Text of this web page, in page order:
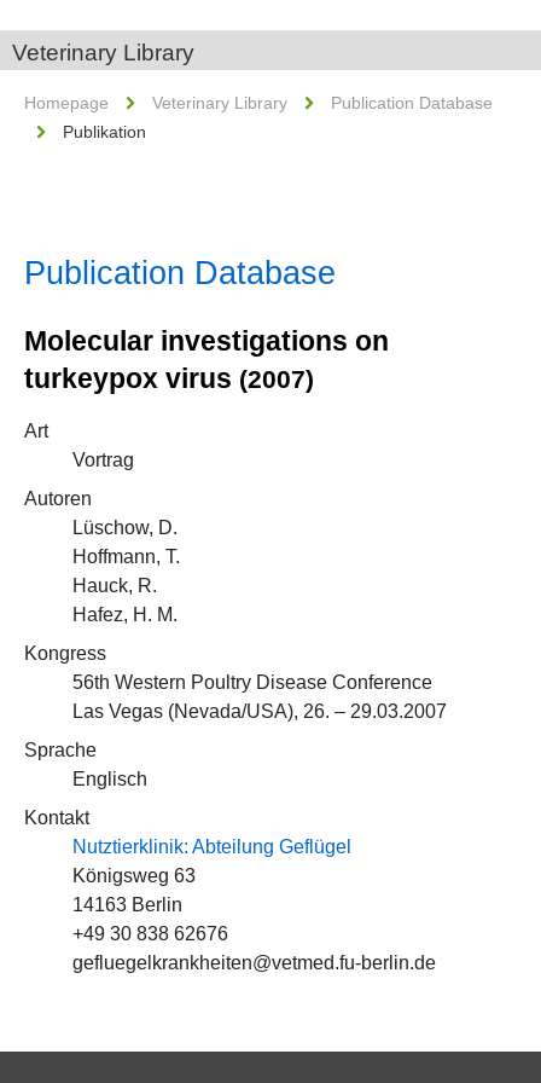
Veterinary Library
Homepage Veterinary Library
Publication Database
Publikation
Publication Database
Molecular investigations on
turkeypox virus (2007)
Art
Vortrag
Autoren
Lüschow, D.
Hoffmann, T.
Hauck, R.
Hafez, H. M.
Kongress
56th Western Poultry Disease Conference
Las Vegas (Nevada/USA), 26. – 29.03.2007
Sprache
Englisch
Kontakt
Nutztierklinik: Abteilung Geflügel
Königsweg 63
14163 Berlin
+49 30 838 62676
gefluegelkrankheiten@vetmed.fu-berlin.de